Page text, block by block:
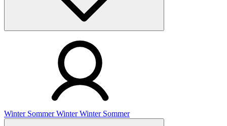
Winter Sommer Winter Winter Sommer